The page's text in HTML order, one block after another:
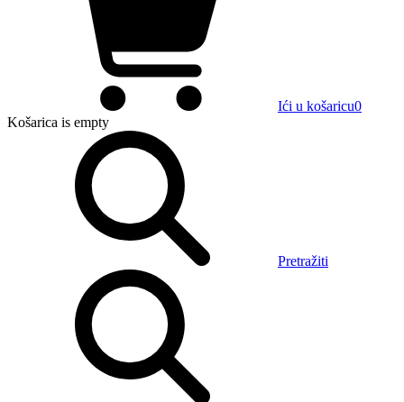
Ići u košaricu0
Košarica is empty
Pretražiti